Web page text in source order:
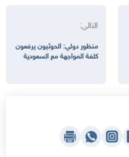
التالي:
منظور دولي: الحوثيون يرفعون
كلفة المواجهة مع السعودية